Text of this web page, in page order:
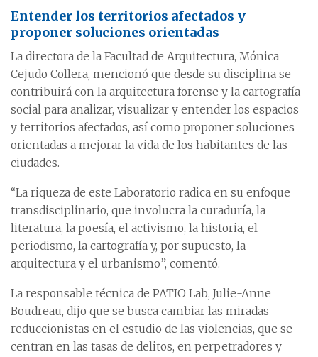
Entender los territorios afectados y
proponer soluciones orientadas
La directora de la Facultad de Arquitectura, Mónica
Cejudo Collera, mencionó que desde su disciplina se
contribuirá con la arquitectura forense y la cartografía
social para analizar, visualizar y entender los espacios
y territorios afectados, así como proponer soluciones
orientadas a mejorar la vida de los habitantes de las
ciudades.
“La riqueza de este Laboratorio radica en su enfoque
transdisciplinario, que involucra la curaduría, la
literatura, la poesía, el activismo, la historia, el
periodismo, la cartografía y, por supuesto, la
arquitectura y el urbanismo”, comentó.
La responsable técnica de PATIO Lab, Julie-Anne
Boudreau, dijo que se busca cambiar las miradas
reduccionistas en el estudio de las violencias, que se
centran en las tasas de delitos, en perpetradores y